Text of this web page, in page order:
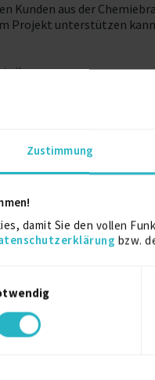
Zustimmung
damit Sie den vollen
bzw.
Kunden aus der
Projekt unterstützen kann
Als registriertes